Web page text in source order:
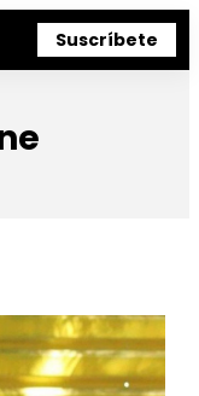
Suscríbete